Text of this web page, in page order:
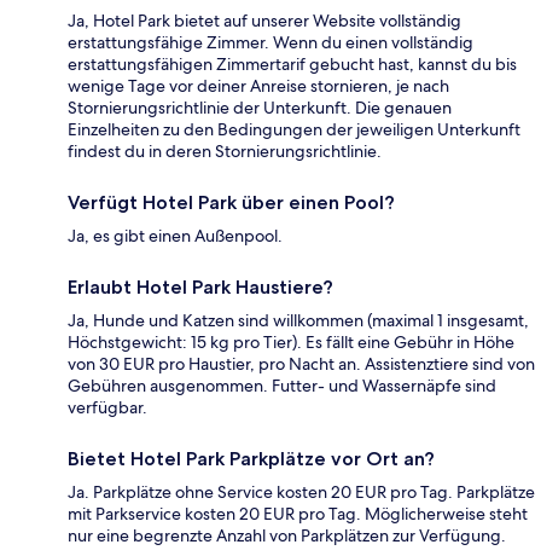
Ja, Hotel Park bietet auf unserer Website vollständig
erstattungsfähige Zimmer. Wenn du einen vollständig
erstattungsfähigen Zimmertarif gebucht hast, kannst du bis
wenige Tage vor deiner Anreise stornieren, je nach
Stornierungsrichtlinie der Unterkunft. Die genauen
Einzelheiten zu den Bedingungen der jeweiligen Unterkunft
findest du in deren Stornierungsrichtlinie.
Verfügt Hotel Park über einen Pool?
Ja, es gibt einen Außenpool.
Erlaubt Hotel Park Haustiere?
Ja, Hunde und Katzen sind willkommen (maximal 1 insgesamt,
Höchstgewicht: 15 kg pro Tier). Es fällt eine Gebühr in Höhe
von 30 EUR pro Haustier, pro Nacht an. Assistenztiere sind von
Gebühren ausgenommen. Futter- und Wassernäpfe sind
verfügbar.
Bietet Hotel Park Parkplätze vor Ort an?
Ja. Parkplätze ohne Service kosten 20 EUR pro Tag. Parkplätze
mit Parkservice kosten 20 EUR pro Tag. Möglicherweise steht
nur eine begrenzte Anzahl von Parkplätzen zur Verfügung.